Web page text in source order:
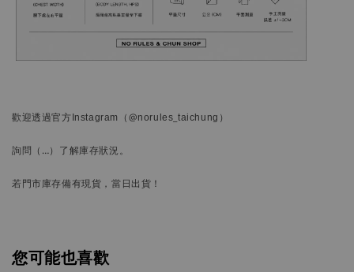
歡迎透過官方Instagram （@norules_taichung）
詢問 （…） 了解庫存狀況。
若門市庫存備有現貨，當日出貨！
您可能也喜歡